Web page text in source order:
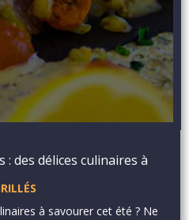
des délices culinaires à
à savourer cet été ? Ne